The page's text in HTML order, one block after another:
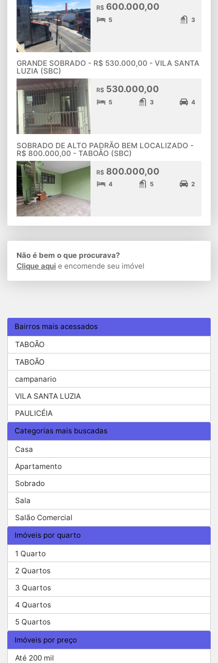
R$ 600.000,00
5 3
GRANDE SOBRADO - R$ 530.000,00 - VILA SANTA
LUZIA (SBC)
R$ 530.000,00
5 3 4
SOBRADO DE ALTO PADRÃO BEM LOCALIZADO -
R$ 800.000,00 - TABOÃO (SBC)
R$ 800.000,00
4 5 2
Não é bem o que procurava?
Clique aqui e encomende seu imóvel
Bairros mais acessados
TABOÃO
TABOÃO
campanario
VILA SANTA LUZIA
PAULICÉIA
Categorias mais buscadas
Casa
Apartamento
Sobrado
Sala
Salão Comercial
Imóveis por quarto
1 Quarto
2 Quartos
3 Quartos
4 Quartos
5 Quartos
Imóveis por preço
Até 200 mil